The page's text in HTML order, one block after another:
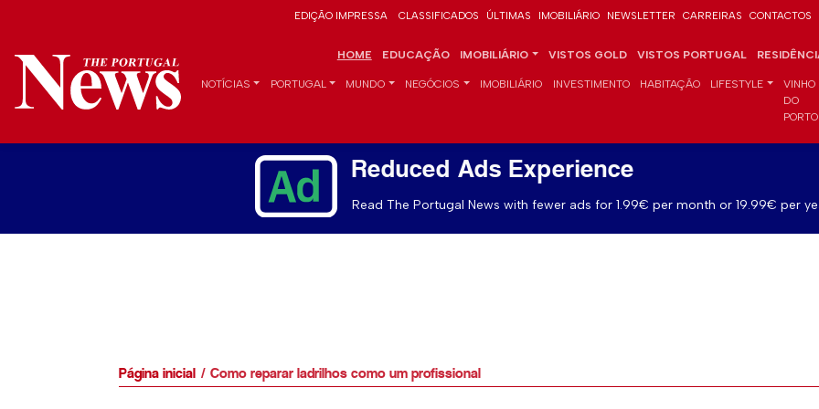
EDIÇÃO IMPRESSA CLASSIFICADOS ÚLTIMAS IMOBILIÁRIO NEWSLETTER CARREIRAS CONTACTOS
HOME EDUCAÇÃO IMOBILIÁRIO VISTOS GOLD VISTOS PORTUGAL
NOTÍCIAS PORTUGAL MUNDO NEGÓCIOS IMOBILIÁRIO INVESTIMENTO HABITAÇÃO LIFESTYLE
VINHO
DO
PORTO
Reduced Ads Experience
Read The Portugal News with fewer ads for 1.99€ per month or 19.99€ per
Página inicial Como reparar ladrilhos como um profissional